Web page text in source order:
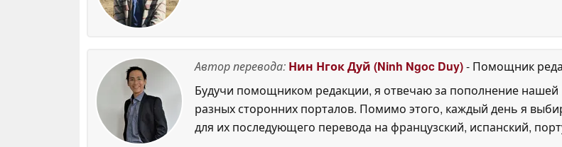
Автор перевода: Нин Нгок Дуй (Ninh Ngoc Duy)- Помощник
Будучи помощником редакции, я отвечаю за пополнение
разных сторонних порталов. Помимо этого, каждый день я
для их последующего перевода на французский, испанский,